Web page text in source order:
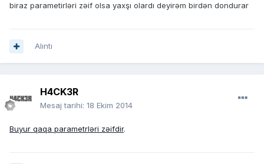
biraz parametirləri zəif olsa yaxşı olardı deyirəm birdən dondurar
Alıntı
H4CK3R
Mesaj tarihi: 18 Ekim 2014
Buyur qaqa parametrləri zəifdir.